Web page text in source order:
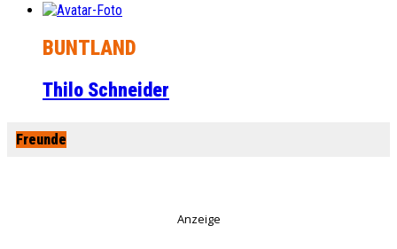
BUNTLAND
Thilo Schneider
Freunde
Anzeige